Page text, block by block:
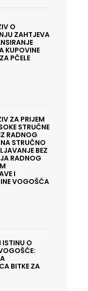
O
ZAHTJEVA
KUPOVINE
PČELE
ZA PRIJEM
STRUČNE
RADNOG
STRUČNO
BEZ
RADNOG
I
VOGOŠĆA
O
BITKE ZA